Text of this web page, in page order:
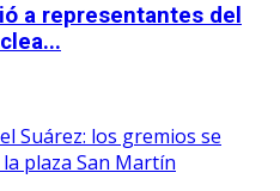
a representantes del